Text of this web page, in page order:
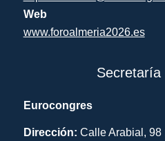
Web
www.foroalmeria2026.es
Secretaría
Eurocongres
Dirección: Calle Arabial, 98